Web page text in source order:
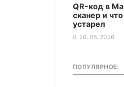
QR-код в
сканер и
устарел
20. 05. 2026
ПОПУЛЯРНОЕ: